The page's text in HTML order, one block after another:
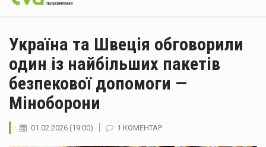
Україна та Швеція обговорили
один із найбільших пакетів
безпекової допомоги —
Міноборони
01.02.2026 (19:00) 1 КОМЕНТАР